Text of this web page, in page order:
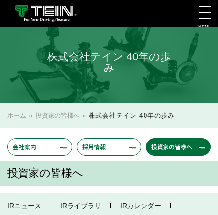
会社案内・採用・IR
MENU
株式会社テイン 40年の歩
み
ホーム » 投資家の皆様へ»株式会社テイン 40年の歩み
会社案内 採用情報 投資家の皆様へ
投資家の皆様へ
IRニュース IRライブラリ
IRカレンダー